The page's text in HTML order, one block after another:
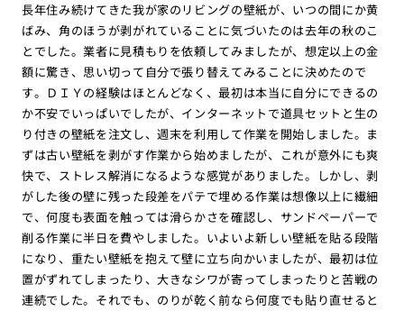
長年住み続けてきた我が家のリビングの壁紙が、いつの間にか黄
ばみ、角のほうが剥がれていることに気づいたのは去年の秋のこ
とでした。業者に見積もりを依頼してみましたが、想定以上の金
額に驚き、思い切って自分で張り替えてみることに決めたので
す。ＤＩＹの経験はほとんどなく、最初は本当に自分にできるの
か不安でいっぱいでしたが、インターネットで道具セットと生の
り付きの壁紙を注文し、週末を利用して作業を開始しました。ま
ずは古い壁紙を剥がす作業から始めましたが、これが意外にも爽
快で、ストレス解消になるような感覚がありました。しかし、剥
がした後の壁に残った段差をパテで埋める作業は想像以上に繊細
で、何度も表面を触っては滑らかさを確認し、サンドペーパーで
削る作業に半日を費やしました。いよいよ新しい壁紙を貼る段階
になり、重たい壁紙を抱えて壁に立ち向かいましたが、最初は位
置がずれてしまったり、大きなシワが寄ってしまったりと苦戦の
連続でした。それでも、のりが乾く前なら何度でも貼り直せると